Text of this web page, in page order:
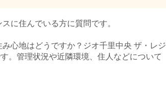
に住んでいる方に質問です。
心地はどうですか？ジオ千里中央 ザ・レジ
。管理状況や近隣環境、住人などについて